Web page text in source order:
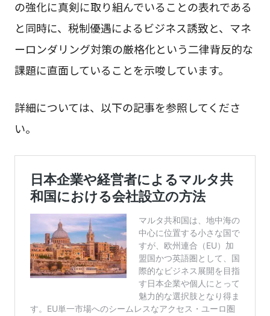
の強化に真剣に取り組んでいることの表れである
と同時に、税制優遇によるビジネス誘致と、マネ
ーロンダリング対策の厳格化という二律背反的な
課題に直面していることを示唆しています。
詳細については、以下の記事を参照してくださ
い。